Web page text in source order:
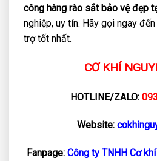
công hàng rào sắt bảo vệ đẹp
nghiệp, uy tín. Hãy gọi ngay
trợ tốt nhất.
CƠ KHÍ
HOTLINE/ZALO:
Website:
Fanpage: Công ty TNHH Cơ